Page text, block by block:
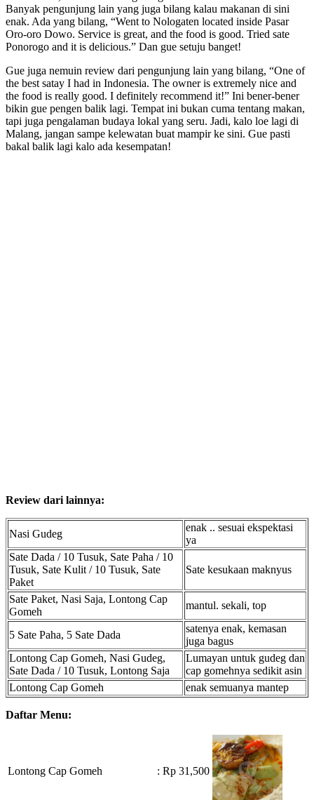
Banyak pengunjung lain yang juga bilang kalau makanan di sini
enak. Ada yang bilang, “Went to Nologaten located inside Pasar
Oro-oro Dowo. Service is great, and the food is good. Tried sate
Ponorogo and it is delicious.” Dan gue setuju banget!
Gue juga nemuin review dari pengunjung lain yang bilang, “One of
the best satay I had in Indonesia. The owner is extremely nice and
the food is really good. I definitely recommend it!” Ini bener-bener
bikin gue pengen balik lagi. Tempat ini bukan cuma tentang makan,
tapi juga pengalaman budaya lokal yang seru. Jadi, kalo loe lagi di
Malang, jangan sampe kelewatan buat mampir ke sini. Gue pasti
bakal balik lagi kalo ada kesempatan!
Review dari lainnya:
Nasi Gudeg
enak .. sesuai ekspektasi
ya
Sate Dada / 10 Tusuk, Sate Paha / 10
Tusuk, Sate Kulit / 10 Tusuk, Sate
Paket
Sate kesukaan maknyus
Sate Paket, Nasi Saja, Lontong Cap
Gomeh
mantul. sekali, top
5 Sate Paha, 5 Sate Dada
satenya enak, kemasan
juga bagus
Lontong Cap Gomeh, Nasi Gudeg,
Sate Dada / 10 Tusuk, Lontong Saja
Lumayan untuk gudeg dan
cap gomehnya sedikit asin
Lontong Cap Gomeh
enak semuanya mantep
Daftar Menu:
Lontong Cap Gomeh : Rp 31,500